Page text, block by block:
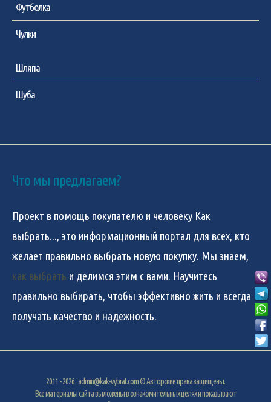
Футболка
Чулки
Шляпа
Шуба
Что мы предлагаем?
Проект в помощь покупателю и человеку Как
выбрать..., это информационный портал для всех, кто
желает правильно выбрать новую покупку. Мы знаем,
как выбрать и делимся этим с вами. Научитесь
правильно выбирать, чтобы эффективно жить и всегда
получать качество и надежность.
2011 - 2026 admin@kak-vybrat.com© Авторские права защищены.
Все материалы сайта выложены в ознакомительных целях и показывают